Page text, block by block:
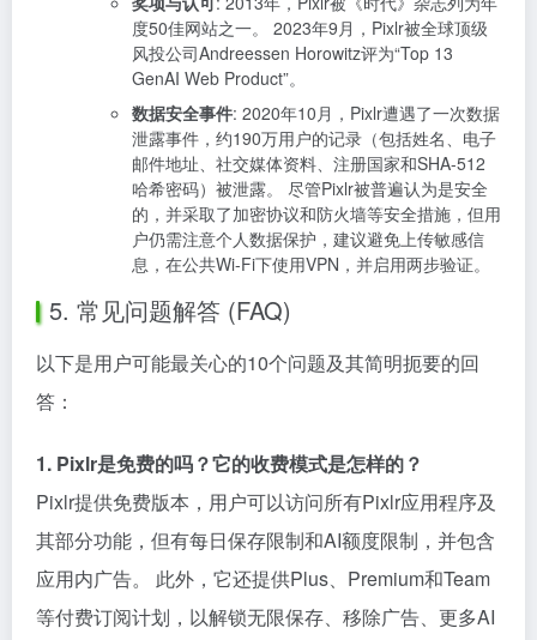
度50佳网站之一。 2023年9月，Pixlr被全球顶级
风投公司Andreessen Horowitz评为“Top 13
GenAI Web Product”。
数据安全事件: 2020年10月，Pixlr遭遇了一次数据
泄露事件，约190万用户的记录（包括姓名、电子
邮件地址、社交媒体资料、注册国家和SHA-512
哈希密码）被泄露。 尽管Pixlr被普遍认为是安全
的，并采取了加密协议和防火墙等安全措施，但用
户仍需注意个人数据保护，建议避免上传敏感信
息，在公共Wi-Fi下使用VPN，并启用两步验证。
5. 常见问题解答 (FAQ)
以下是用户可能最关心的10个问题及其简明扼要的回
答：
1. Pixlr是免费的吗？它的收费模式是怎样的？
Pixlr提供免费版本，用户可以访问所有Pixlr应用程序及
其部分功能，但有每日保存限制和AI额度限制，并包含
应用内广告。 此外，它还提供Plus、Premium和Team
等付费订阅计划，以解锁无限保存、移除广告、更多AI